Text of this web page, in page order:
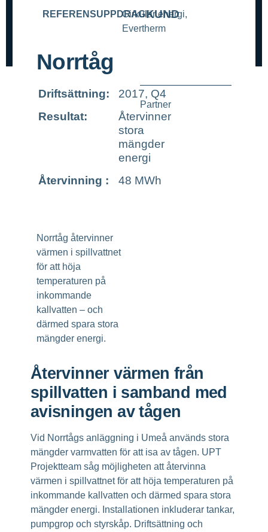
REFERENSUPPDRAGCirkulär energi,
Evertherm
Norrtåg
Driftsättning:
2017, Q4
Resultat:
Återvinner
stora
mängder
energi
Återvinning :
48 MWh
Norrtåg återvinner
värmen i spillvattnet
för att höja
temperaturen på
inkommande
kallvatten – och
därmed spara stora
mängder energi.
KUND
Partner
Återvinner värmen från
spillvatten i samband med
avisningen av tågen
Vid Norrtågs anläggning i Umeå används stora
mängder varmvatten för att isa av tågen. UPT
Projektteam såg möjligheten att återvinna
värmen i spillvattnet för att höja temperaturen på
inkommande kallvatten och därmed spara stora
mängder energi. Installationen inkluderar tankar,
pumpgrop och styrskåp. Driftsättning och